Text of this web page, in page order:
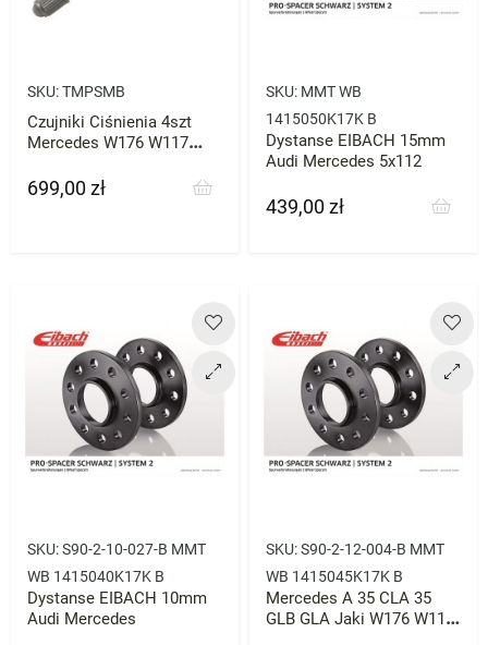
SKU:TMPSMB
Czujniki Ciśnienia 4szt
Mercedes W176 W117
Cena
699,00 zł
SKU: MMT WB
1415050K17K B
Dystanse EIBACH 15mm
Audi Mercedes 5x112
Cena
439,00 zł
SKU:S90-2-10-027-B MMT
WB 1415040K17K B
Dystanse EIBACH 10mm
Audi Mercedes
SKU:S90-2-12-004-B MMT
WB 1415045K17K B
Mercedes A 35 CLA 35
GLB GLA Jaki W176 W117